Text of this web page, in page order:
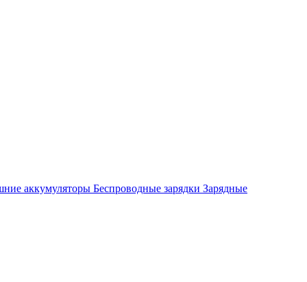
аккумуляторы Беспроводные зарядки Зарядные